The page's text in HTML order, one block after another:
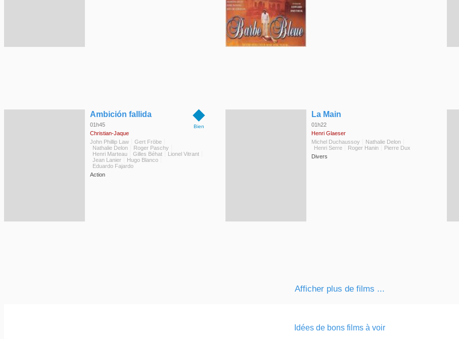
◆
Bien
Ambición fallida
01h45
Christian-Jaque
John Phillip Law
Gert Fröbe
Nathalie Delon
Roger Paschy
Henri Marteau
Gilles Béhat
Lionel Vitrant
Jean Lanier
Hugo Blanco
Eduardo Fajardo
Action
La Main
01h22
Henri Glaeser
Michel Duchaussoy
Nathalie Delon
Henri Serre
Roger Hanin
Pierre Dux
Divers
Afficher plus de films ...
Idées de bons films à voir